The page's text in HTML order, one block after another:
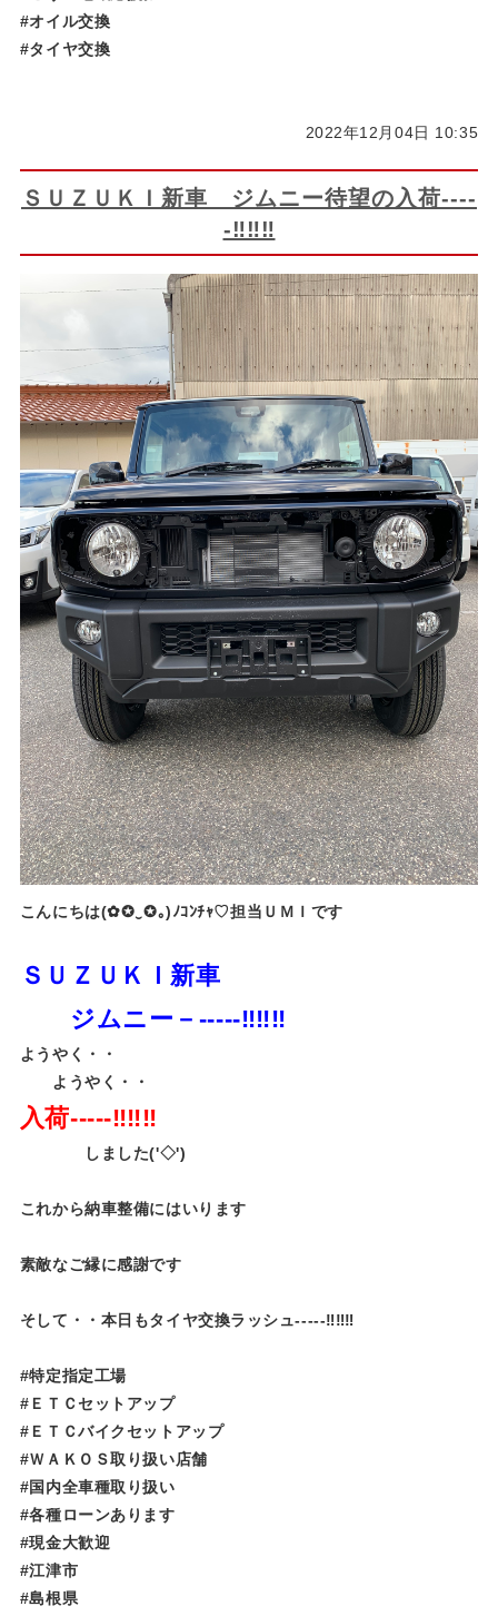
#オイル交換
#タイヤ交換
2022年12月04日 10:35
ＳＵＺＵＫＩ新車 ジムニー待望の入荷----
-‼‼‼
こんにちは(✿✪‿✪｡)ﾉｺﾝﾁｬ♡担当ＵＭＩです
ＳＵＺＵＫＩ新車
ジムニー－-----‼‼‼
ようやく・・
ようやく・・
入荷-----‼‼‼
しました('◇')ゞ
これから納車整備にはいります
素敵なご縁に感謝です
そして・・本日もタイヤ交換ラッシュ-----‼‼‼
#特定指定工場
#ＥＴＣセットアップ
#ＥＴＣバイクセットアップ
#ＷＡＫＯＳ取り扱い店舗
#国内全車種取り扱い
#各種ローンあります
#現金大歓迎
#江津市
#島根県